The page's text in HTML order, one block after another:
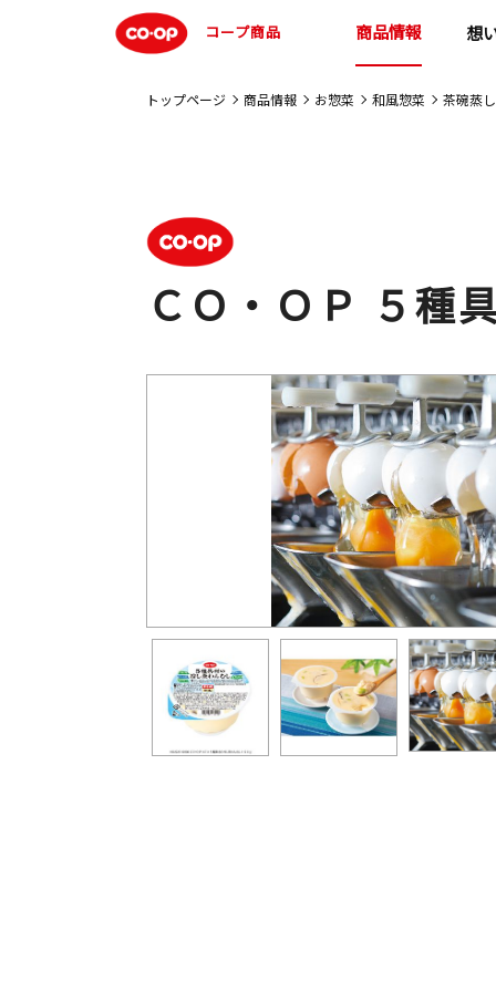
コープ商品 商品情報 想
トップページ 商品情報 お惣菜 和風惣菜 茶碗蒸し
ＣＯ・ＯＰ ５種